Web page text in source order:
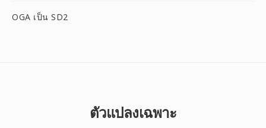
OGA เป็น SD2
ตัวแปลงเฉพาะ